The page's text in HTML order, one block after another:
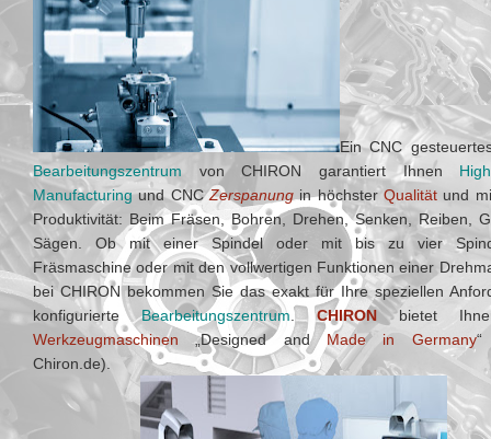
Ein CNC
Bearbeitungszentrum
von CHIRON garantiert Ihnen
Manufacturing und CNCZerspanung in höchsterQualität und
Produktivität: Beim Fräsen, Bohren, Drehen, Senken, Reiben,
Sägen. Ob mit einer Spindel oder mit bis zu vier
Fräsmaschine oder mit den vollwertigen Funktionen einer
bei CHIRON bekommen Sie das exakt für Ihre speziellen
konfigurierteBearbeitungszentrum .CHIRON bietet
Werkzeugmaschinen „Designed and Made in Germany“
Chiron.de).